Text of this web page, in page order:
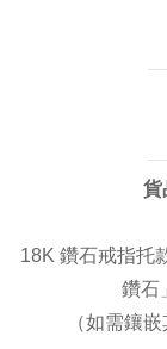
貨
18K 鑽石戒指托
鑽石
（如需鑲